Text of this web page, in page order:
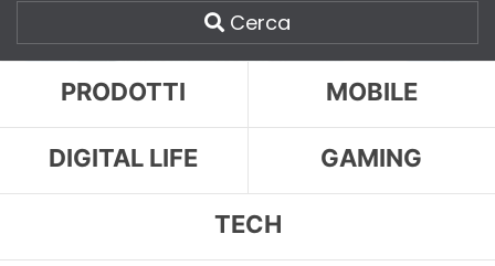
Cerca
PRODOTTI MOBILE
DIGITAL LIFE GAMING
TECH